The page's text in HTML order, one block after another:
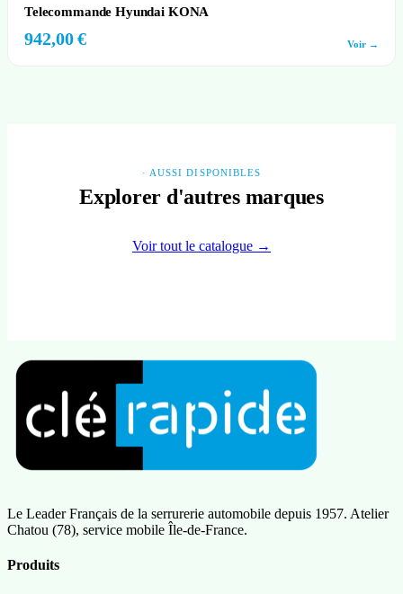
Telecommande Hyundai KONA
942,00 € Voir →
· AUSSI DISPONIBLES
Explorer d'autres marques
Voir tout le catalogue →
Le Leader Français de la serrurerie automobile depuis 1957. Atelier
Chatou (78), service mobile Île-de-France.
Produits